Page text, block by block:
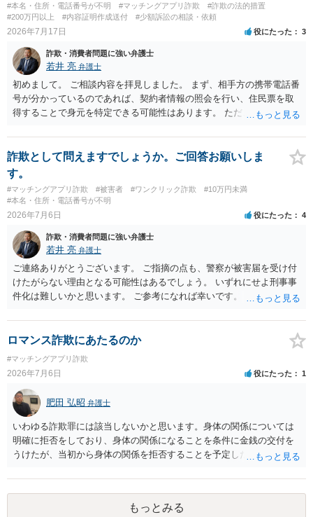
#本名・住所・電話番号が不明 #マッチングアプリ詐欺
#詐欺の法的措置
#200万円以上
#内容証明作成送付 #少額訴訟の相談・依頼
2026年7月17日 役にたった 3
詐欺・消費者問題に強い弁護士
若井 亮 弁護士
初めまして。 ご相談内容を拝見しました。 まず、相手方の携帯電話番
号が分かっているのであれば、契約者情報の照会を行い、住民票を取
得することで身元を特定できる可能性はあります。 ただ、他人名義の
ろです。 LINEについても、詐欺の事案であれば照会できる可能性はあ
りますが、携帯電話の番号を経由する方法より難しくなります。 身元
を特定した後は、返金の理屈があるかどうかを確認していきます。 基
本的に贈与に該当する場合には返金請求ができません。 詐欺を含め、
当方に返金の理屈があるかどうかを確認していきます。 さらに、渡し
た金額について、裏付けがあるかどうかも精査します。 上記を経て、
からスタートすることになるでしょう。 ご理解のとおり、詐欺である
ことの立証は簡単ではありません。 刑事事件化が出来るのであれば、
返金交渉で有利になる可能性がありますが、民事上の詐欺の立証以上
に難しいところがあります。 こちらについては、一度、最寄りの警察
署に被害相談をするようにしてください。 具体的な見通しに関して
良いかと思います。
詐欺として問えますでしょうか。ご回答お願いしま
す。
#マッチングアプリ詐欺 #被害者 #ワンクリック詐欺
#10万円未満
#本名・住所・電話番号が不明
2026年7月6日 役にたった 4
詐欺・消費者問題に強い弁護士
若井 亮 弁護士
ご連絡ありがとうございます。 ご指摘の点も、警察が被害届を受け付
けたがらない理由となる可能性はあるでしょう。 いずれにせよ刑事事
件化は難しいかと思います。 ご参考になれば幸いです。
ロマンス詐欺にあたるのか
#マッチングアプリ詐欺
2026年7月6日 役にたった 1
肥田 弘昭 弁護士
いわゆる詐欺罪には該当しないかと思います。身体の関係については
明確に拒否をしており、身体の関係になることを条件に金銭の交付を
うけたが、当初から身体の関係を拒否することを予定した等相手を錯
欲しいこと身体の関係は拒否と嘘偽りなく相手に伝えた上で相手もそ
れを前提に金銭交付していますので、ロマンス詐欺には該当しないか
と思います。ご参考にしてください。
もっとみる